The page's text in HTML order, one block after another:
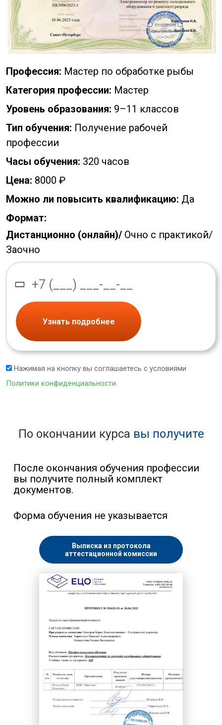
Профессия: Мастер по обработке рыбы
Категория профессии: Мастер
Уровень образования: 9–11 классов
Тип обучения: Получение рабочей
профессии
Часы обучения: 320 часов
Цена: 8000 ₽
Можно ли повысить квалификацию: Да
Формат:
Дистанционно (онлайн)/ Очно с практикой/
Заочно
Узнать подробнее
Нажимая на кнопку вы соглашаетесь с условиями
Политики конфиденциальности
По окончании курса вы получите
После окончания обучения профессии
вы получите полный комплект
документов.
Форма обучения не указывается
Выписка из протокола
аттестационной комиссии